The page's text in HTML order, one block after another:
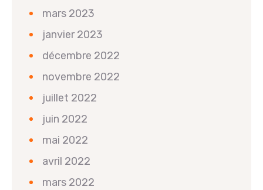
mars 2023
janvier 2023
décembre 2022
novembre 2022
juillet 2022
juin 2022
mai 2022
avril 2022
mars 2022